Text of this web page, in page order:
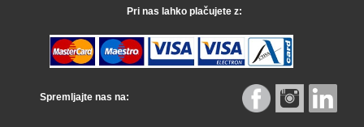
Pri nas lahko plačujete z:
Spremljajte nas na: